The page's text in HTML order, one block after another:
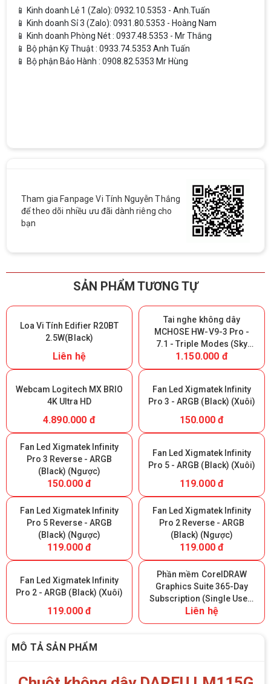
📱 Kinh doanh Lẻ 1 (Zalo): 0932.10.5353 - Anh.Tuấn
📱 Kinh doanh Sỉ 3 (Zalo): 0931.80.5353 - Hoàng Nam
📱 Kinh doanh Phòng Nét : 0937.48.5353 - Mr Thắng
📱 Bộ phận Kỹ Thuật : 0933.74.5353 Anh Tuấn
📱 Bộ phận Bảo Hành : 0908.82.5353 Mr Hùng
Tham gia Fanpage Vi Tính Nguyễn Thắng
để theo dõi nhiều ưu đãi dành riêng cho
bạn
SẢN PHẨM TƯƠNG TỰ
Loa Vi Tính Edifier R20BT
2.5W(Black)
Liên hệ
Tai nghe không dây
MCHOSE HW-V9-3 Pro -
7.1 - Triple Modes (Sky
White) (Giữ lại Box để bảo
hành)
1.150.000 đ
Webcam Logitech MX BRIO
4K Ultra HD
4.890.000 đ
Fan Led Xigmatek Infinity
Pro 3 - ARGB (Black) (Xuôi)
150.000 đ
Fan Led Xigmatek Infinity
Pro 3 Reverse - ARGB
(Black) (Ngược)
150.000 đ
Fan Led Xigmatek Infinity
Pro 5 - ARGB (Black) (Xuôi)
119.000 đ
Fan Led Xigmatek Infinity
Pro 5 Reverse - ARGB
(Black) (Ngược)
119.000 đ
Fan Led Xigmatek Infinity
Pro 2 Reverse - ARGB
(Black) (Ngược)
119.000 đ
Fan Led Xigmatek Infinity
Pro 2 - ARGB (Black) (Xuôi)
119.000 đ
Phần mềm CorelDRAW
Graphics Suite 365-Day
Subscription (Single User)
- 365 ngày
Liên hệ
MÔ TẢ SẢN PHẨM